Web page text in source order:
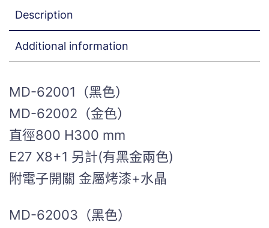
Description
Additional information
MD-62001（黑色）
MD-62002（金色）
直徑800 H300 mm
E27 X8+1 另計(有黑金兩色)
附電子開關 金屬烤漆+水晶
MD-62003（黑色）